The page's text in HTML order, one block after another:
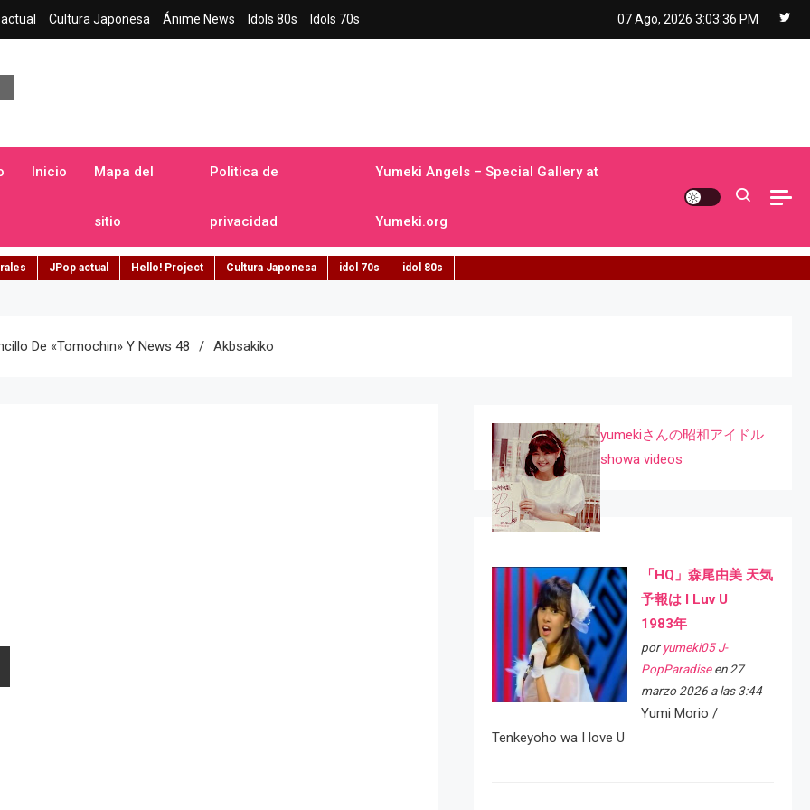
Cultura Japonesa Ánime News Idols 80s Idols 70s 07 Ago, 2026 3:03:37 PM
Inicio Mapa del
sitio
Politica de
privacidad
Yumeki Angels – Special Gallery at
Yumeki.org
JPop actual Hello! Project Cultura Japonesa idol 70s idol 80s
De «Tomochin» Y News 48 Akbsakiko
yumekiさんの昭和アイドル
showa videos
「HQ」森尾由美 天気
予報は I Luv U
1983年
por yumeki05 J-
PopParadiseen 27
marzo 2026 a las 3:44
Yumi Morio /
Tenkeyoho wa I love U